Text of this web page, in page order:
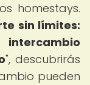
homestays.
sin límites:
", descubrirás
pueden